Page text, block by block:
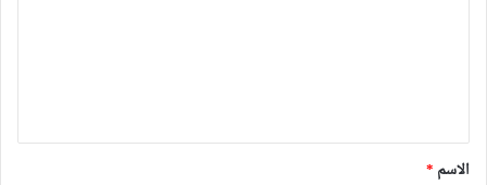
*
الاسم *